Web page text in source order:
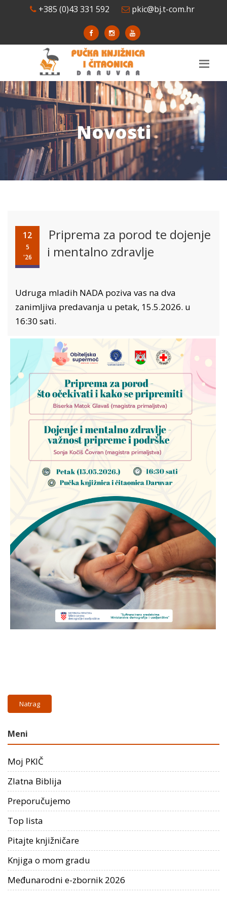
+385 (0)43 331 592 pkic@bj.t-com.hr
Novosti
12
5
'26
Priprema za porod te dojenje
i mentalno zdravlje
Udruga mladih NADA poziva vas na dva
zanimljiva predavanja u petak, 15.5.2026. u
16:30 sati.
Natrag
Meni
Moj PKIČ
Zlatna Biblija
Preporučujemo
Top lista
Pitajte knjižničare
Knjiga o mom gradu
Međunarodni e-zbornik 2026